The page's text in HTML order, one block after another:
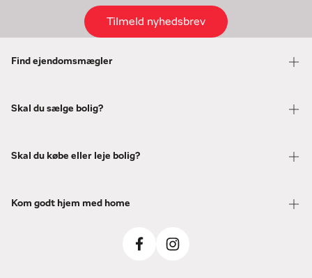
Tilmeld nyhedsbrev
Find ejendomsmægler
Skal du sælge bolig?
Skal du købe eller leje bolig?
Kom godt hjem med home